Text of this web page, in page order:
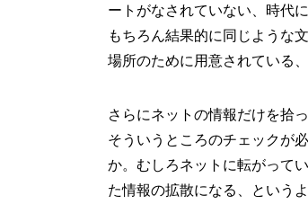
ートがなされていない、時代
もちろん結果的に同じような
場所のために用意されている
さらにネットの情報だけを拾
そういうところのチェックが
か。むしろネットに転がって
た情報の拡散になる、という